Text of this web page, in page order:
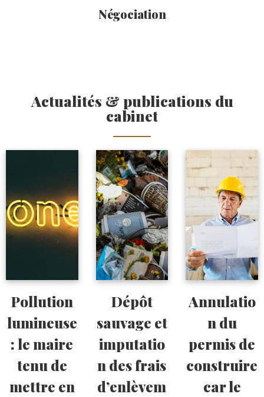
Négociation
Actualités & publications du
cabinet
Pollution
lumineuse
: le maire
tenu de
mettre en
Dépôt
sauvage et
imputatio
n des frais
d’enlèvem
Annulatio
n du
permis de
construire
car le